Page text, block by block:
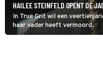
HAILEE STEINFELD OPENT DE
In True Grit wil een
haar vader heeft vermoord.